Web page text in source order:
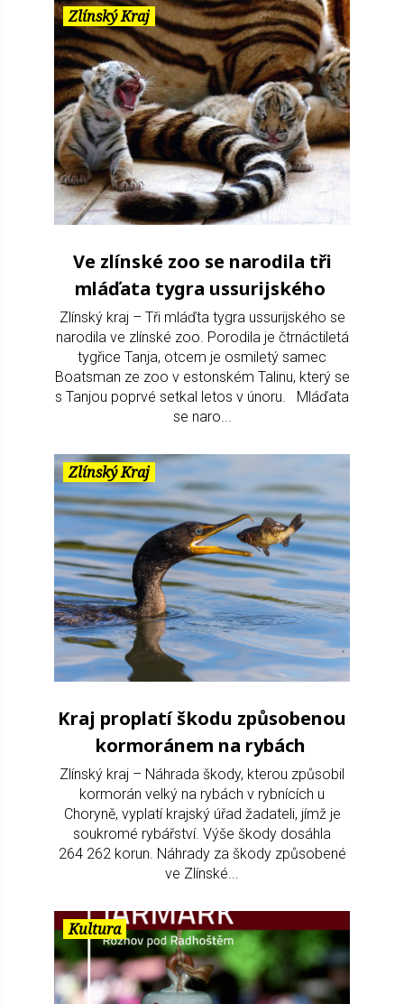
Zlínský Kraj
Ve zlínské zoo se narodila tři
mláďata tygra ussurijského
Zlínský kraj – Tři mláďta tygra ussurijského se
narodila ve zlínské zoo. Porodila je čtrnáctiletá
tygřice Tanja, otcem je osmiletý samec
Boatsman ze zoo v estonském Talinu, který se
s Tanjou poprvé setkal letos v únoru. Mláďata
se naro...
Zlínský Kraj
Kraj proplatí škodu způsobenou
kormoránem na rybách
Zlínský kraj – Náhrada škody, kterou způsobil
kormorán velký na rybách v rybnících u
Choryně, vyplatí krajský úřad žadateli, jímž je
soukromé rybářství. Výše škody dosáhla
264 262 korun. Náhrady za škody způsobené
ve Zlínské...
Kultura